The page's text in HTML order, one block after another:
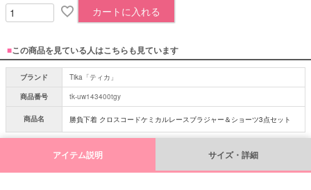
カートに入れる
■この商品を見ている人はこちらも見ています
ブランド
Tika「ティカ」
商品番号
tk-uw143400tgy
商品名 勝負下着 クロスコードケミカルレースブラジャー＆ショーツ3点セット
アイテム説明 サイズ・詳細